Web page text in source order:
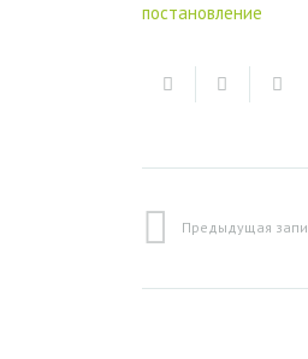
постановление
Предыдущая